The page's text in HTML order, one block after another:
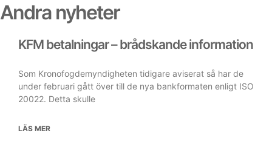
Andra nyheter
KFM betalningar – brådskande information
Som Kronofogdemyndigheten tidigare aviserat så har de
under februari gått över till de nya bankformaten enligt ISO
20022. Detta skulle
LÄS MER